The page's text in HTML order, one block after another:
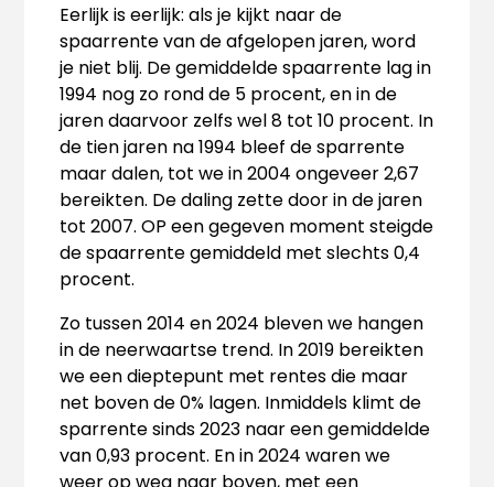
Eerlijk is eerlijk: als je kijkt naar de
spaarrente van de afgelopen jaren, word
je niet blij. De gemiddelde spaarrente lag in
1994 nog zo rond de 5 procent, en in de
jaren daarvoor zelfs wel 8 tot 10 procent. In
de tien jaren na 1994 bleef de sparrente
maar dalen, tot we in 2004 ongeveer 2,67
bereikten. De daling zette door in de jaren
tot 2007. OP een gegeven moment steigde
de spaarrente gemiddeld met slechts 0,4
procent.
Zo tussen 2014 en 2024 bleven we hangen
in de neerwaartse trend. In 2019 bereikten
we een dieptepunt met rentes die maar
net boven de 0% lagen. Inmiddels klimt de
sparrente sinds 2023 naar een gemiddelde
van 0,93 procent. En in 2024 waren we
weer op weg naar boven, met een